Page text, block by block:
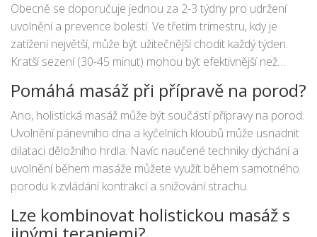
Obecně se doporučuje jednou za 2-3 týdny pro udržení
uvolnění a prevence bolestí. Ve třetím trimestru, kdy je
zatížení největší, může být užitečnější chodit každý týden.
Kratší sezení (30-45 minut) mohou být efektivnější než
Pomáhá masáž při přípravě na porod?
Ano, holistická masáž může být součástí přípravy na porod.
Uvolnění pánevního dna a kyčelních kloubů může usnadnit
dilataci děložního hrdla. Navíc naučené techniky dýchání a
uvolnění během masáže můžete využít během samotného
porodu k zvládání kontrakcí a snižování strachu.
Lze kombinovat holistickou masáž s